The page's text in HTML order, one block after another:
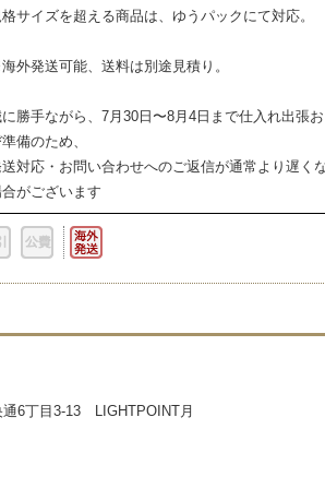
格サイズを超える商品は、ゆうパックにて対応。
外発送可能、送料は別途見積り。
勝手ながら、7月30日〜8月4日まで仕入れ出張
備のため、
対応・お問い合わせへのご返信が通常より遅く
がございます
6丁目3-13 LIGHTPOINT月